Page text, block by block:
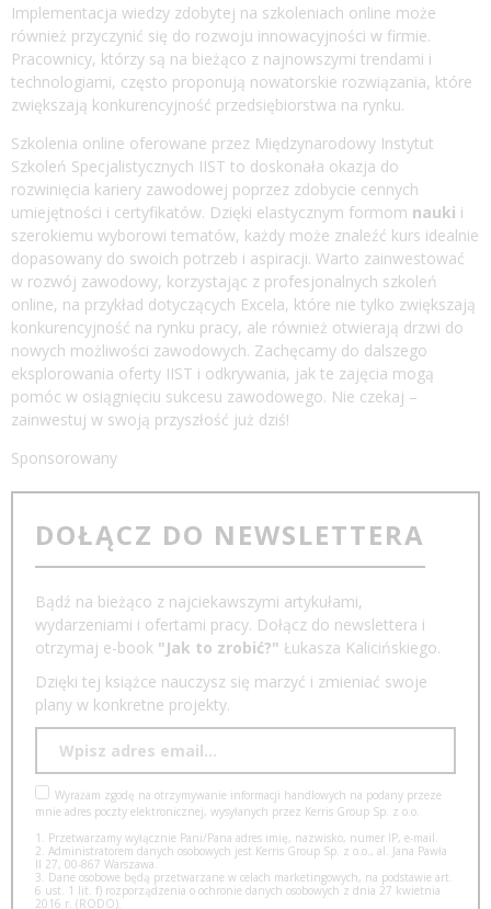
Implementacja wiedzy zdobytej na szkoleniach online może
również przyczynić się do rozwoju innowacyjności w firmie.
Pracownicy, którzy są na bieżąco z najnowszymi trendami i
technologiami, często proponują nowatorskie rozwiązania, które
zwiększają konkurencyjność przedsiębiorstwa na rynku.
Szkolenia online oferowane przez Międzynarodowy Instytut
Szkoleń Specjalistycznych IIST to doskonała okazja do
rozwinięcia kariery zawodowej poprzez zdobycie cennych
umiejętności i certyfikatów. Dzięki elastycznym formom nauki i
szerokiemu wyborowi tematów, każdy może znaleźć kurs idealnie
dopasowany do swoich potrzeb i aspiracji. Warto zainwestować
w rozwój zawodowy, korzystając z profesjonalnych szkoleń
online, na przykład dotyczących Excela, które nie tylko zwiększają
konkurencyjność na rynku pracy, ale również otwierają drzwi do
nowych możliwości zawodowych. Zachęcamy do dalszego
eksplorowania oferty IIST i odkrywania, jak te zajęcia mogą
pomóc w osiągnięciu sukcesu zawodowego. Nie czekaj –
zainwestuj w swoją przyszłość już dziś!
Sponsorowany
DOŁĄCZ DO NEWSLETTERA
Bądź na bieżąco z najciekawszymi artykułami,
wydarzeniami i ofertami pracy. Dołącz do newslettera i
otrzymaj e-book "Jak to zrobić?" Łukasza Kalicińskiego.
Dzięki tej książce nauczysz się marzyć i zmieniać swoje
plany w konkretne projekty.
Wyrażam zgodę na otrzymywanie informacji handlowych na podany przeze
mnie adres poczty elektronicznej, wysyłanych przez Kerris Group Sp. z o.o.
1. Przetwarzamy wyłącznie Pani/Pana adres imię, nazwisko, numer IP, e-mail.
2. Administratorem danych osobowych jest Kerris Group Sp. z o.o., al. Jana Pawła
II 27, 00-867 Warszawa.
3. Dane osobowe będą przetwarzane w celach marketingowych, na podstawie art.
6 ust. 1 lit. f) rozporządzenia o ochronie danych osobowych z dnia 27 kwietnia
2016 r. (RODO).